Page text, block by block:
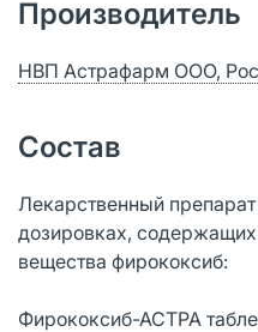
Производитель
НВП Астрафарм ООО,
Состав
Лекарственный
дозировках,
вещества фирококсиб:
Фирококсиб-АСТРА